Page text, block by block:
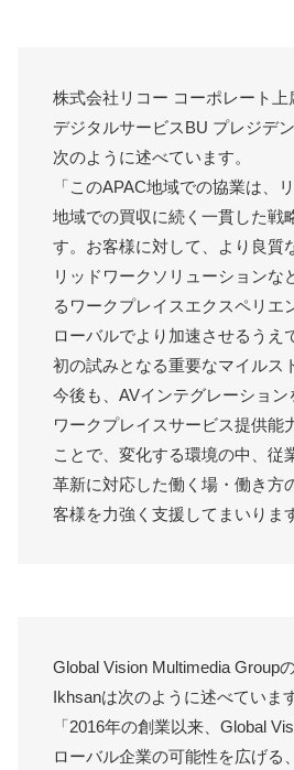
株式会社リコー コーポレート上
デジタルサービスBU プレジデ
次のように述べています。
「このAPAC地域での協業は、
地域での買収に続く一貫した戦
す。お客様に対して、より良質
リッドワークソリューションな
るワークプレイスエクスペリエ
ローバルでより加速させるうえ
初の試みとなる重要なマイルス
今後も、AVインテグレーショ
ワークプレイスサービス提供能
ことで、変化する環境の中、従
革新に対応した働く場・働き方
客様を力強く支援してまいりま
Global Vision Multimedia Group
Ikhsanは次のように述べています
「2016年の創業以来、Global
ローバル企業の可能性を広げる